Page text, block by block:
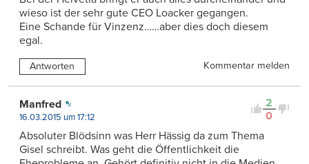
wieso ist der sehr gute CEO Loacker gegangen.
Eine Schande für Vinzenz……aber dies doch diesem
egal.
Antworten Kommentar melden
2
0
Manfred
16.03.2015 um 17:12
Absoluter Blödsinn was Herr Hässig da zum Thema
Gisel schreibt. Was geht die Öffentlichkeit die